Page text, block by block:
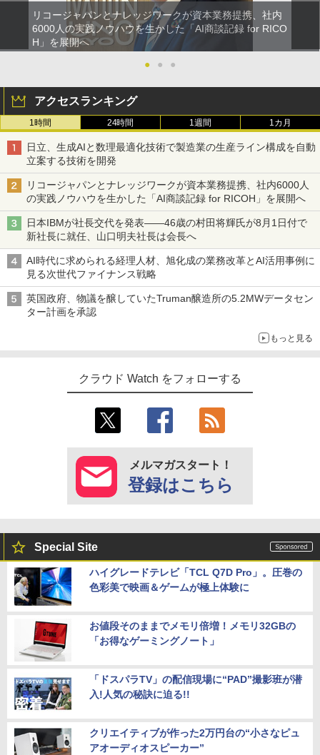
リコージャパンとナレッジワークが資本業務提携、社内
6000人の実践ノウハウを生かした「AI商談記録 for RICO
H」を展開へ
●
● ●
アクセスランキング
1時間 24時間 1週間 1カ月
日立、生成AIと数理最適化技術で製造業の生産ライン構成を自動
立案する技術を開発
リコージャパンとナレッジワークが資本業務提携、社内6000人
の実践ノウハウを生かした「AI商談記録 for RICOH」を展開へ
日本IBMが社長交代を発表――46歳の村田将輝氏が8月1日付で
新社長に就任、山口明夫社長は会長へ
AI時代に求められる経理人材、旭化成の業務改革とAI活用事例に
見る次世代ファイナンス戦略
英国政府、物議を醸していたTruman醸造所の5.2MWデータセン
ター計画を承認
もっと見る
クラウド Watch をフォローする
メルマガスタート！
登録はこちら
Special Site
ハイグレードテレビ「TCL Q7D Pro」。圧巻の
色彩美で映画＆ゲームが極上体験に
お値段そのままでメモリ倍増！メモリ32GBの
「お得なゲーミングノート」
「ドスパラTV」の配信現場に“PAD”撮影班が潜
入!人気の秘訣に迫る!!
クリエイティブが作った2万円台の“小さなピュ
アオーディオスピーカー”